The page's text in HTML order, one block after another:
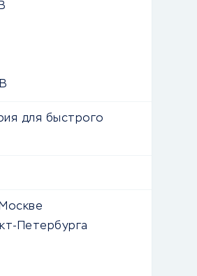
для быстрого
Петербурга